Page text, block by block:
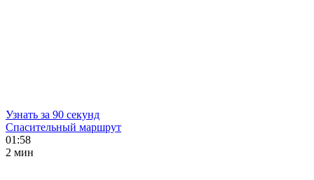
Узнать за 90 секунд
Спасительный маршрут
01:58
2 мин